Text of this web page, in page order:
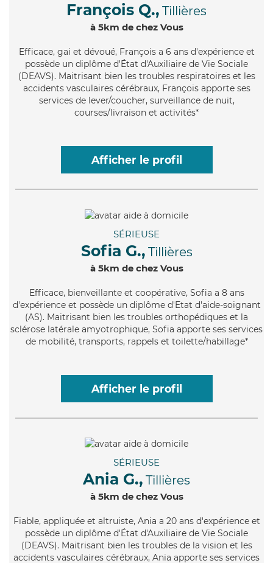
François Q., Tillières
à 5km de chez Vous
Efficace, gai et dévoué, François a 6 ans d'expérience et
possède un diplôme d'État d'Auxiliaire de Vie Sociale
(DEAVS). Maitrisant bien les troubles respiratoires et les
accidents vasculaires cérébraux, François apporte ses
services de lever/coucher, surveillance de nuit,
courses/livraison et activités*
Afficher le profil
SÉRIEUSE
Sofia G., Tillières
à 5km de chez Vous
Efficace, bienveillante et coopérative, Sofia a 8 ans
d'expérience et possède un diplôme d'Etat d'aide-soignant
(AS). Maitrisant bien les troubles orthopédiques et la
sclérose latérale amyotrophique, Sofia apporte ses services
de mobilité, transports, rappels et toilette/habillage*
Afficher le profil
SÉRIEUSE
Ania G., Tillières
à 5km de chez Vous
Fiable, appliquée et altruiste, Ania a 20 ans d'expérience et
possède un diplôme d'État d'Auxiliaire de Vie Sociale
(DEAVS). Maitrisant bien les troubles de la vision et les
accidents vasculaires cérébraux, Ania apporte ses services